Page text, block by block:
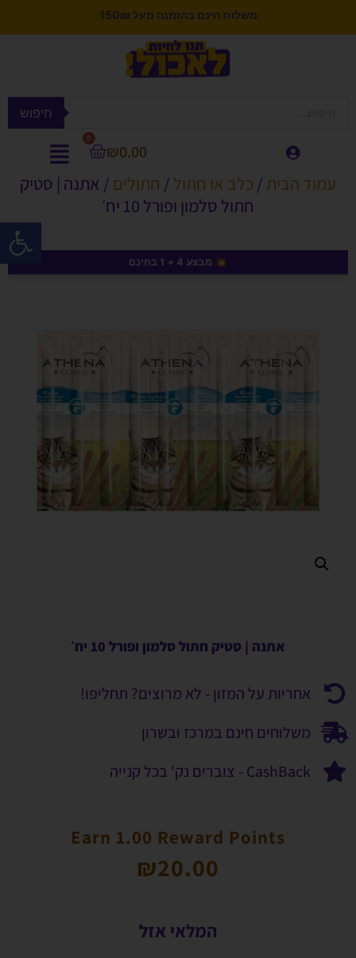
פתח
משלוח חינם בהזמנה מעל 150₪
חיפוש
₪0.00
0
עמוד הבית / כלב או חתול / חתולים / אתנה | סטיק
חתול סלמון ופורל 10 יח׳
אתנה | סטיק חתול סלמון ופורל 10 יח׳
אחריות על המזון - לא מרוצים? תחליפו!
משלוחים חינם במרכז ובשרון
CashBack - צוברים נק' בכל קנייה
Earn 1.00 Reward Points
₪20.00
המלאי אזל
💥 מבצע 4 + 1 בחינם